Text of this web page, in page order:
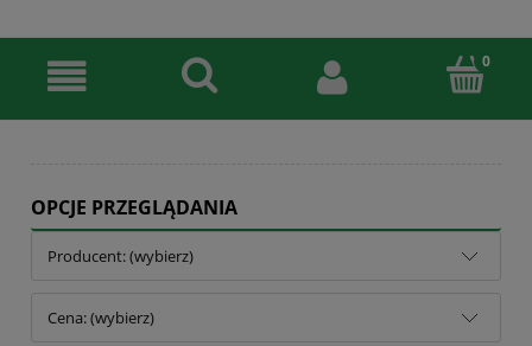
OPCJE PRZEGLĄDANIA
Producent: (wybierz)
Cena: (wybierz)